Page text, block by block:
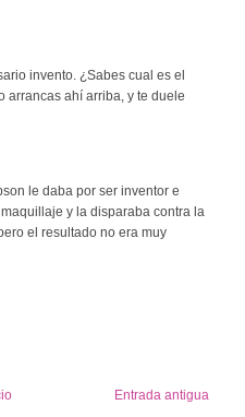
invento. ¿Sabes cual es el
arrancas ahí arriba, y te duele
le daba por ser inventor e
y la disparaba contra la
el resultado no era muy
Entrada antigua